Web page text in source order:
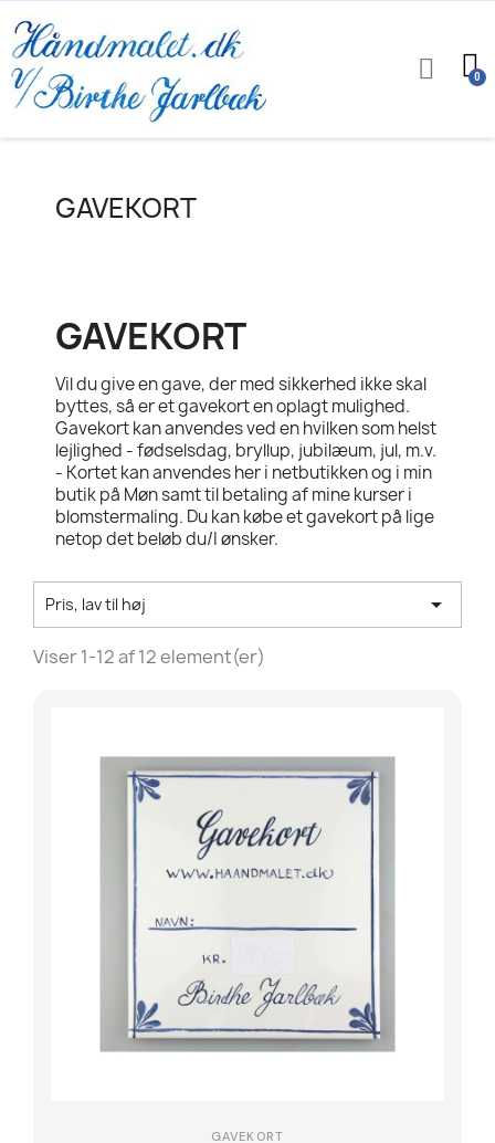
GAVEKORT
GAVEKORT
Vil du give en gave, der med sikkerhed ikke skal
byttes, så er et gavekort en oplagt mulighed.
Gavekort kan anvendes ved en hvilken som helst
lejlighed - fødselsdag, bryllup, jubilæum, jul, m.v.
- Kortet kan anvendes her i netbutikken og i min
butik på Møn samt til betaling af mine kurser i
blomstermaling. Du kan købe et gavekort på lige
netop det beløb du/I ønsker.
Pris, lav til høj 
Viser 1-12 af 12 element(er)
GAVEKORT